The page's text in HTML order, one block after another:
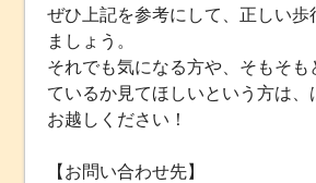
ぜひ上記を参考にして、正しい歩
ましょう。
それでも気になる方や、そもそも
ているか見てほしいという方は、
お越しください！
【お問い合わせ先】